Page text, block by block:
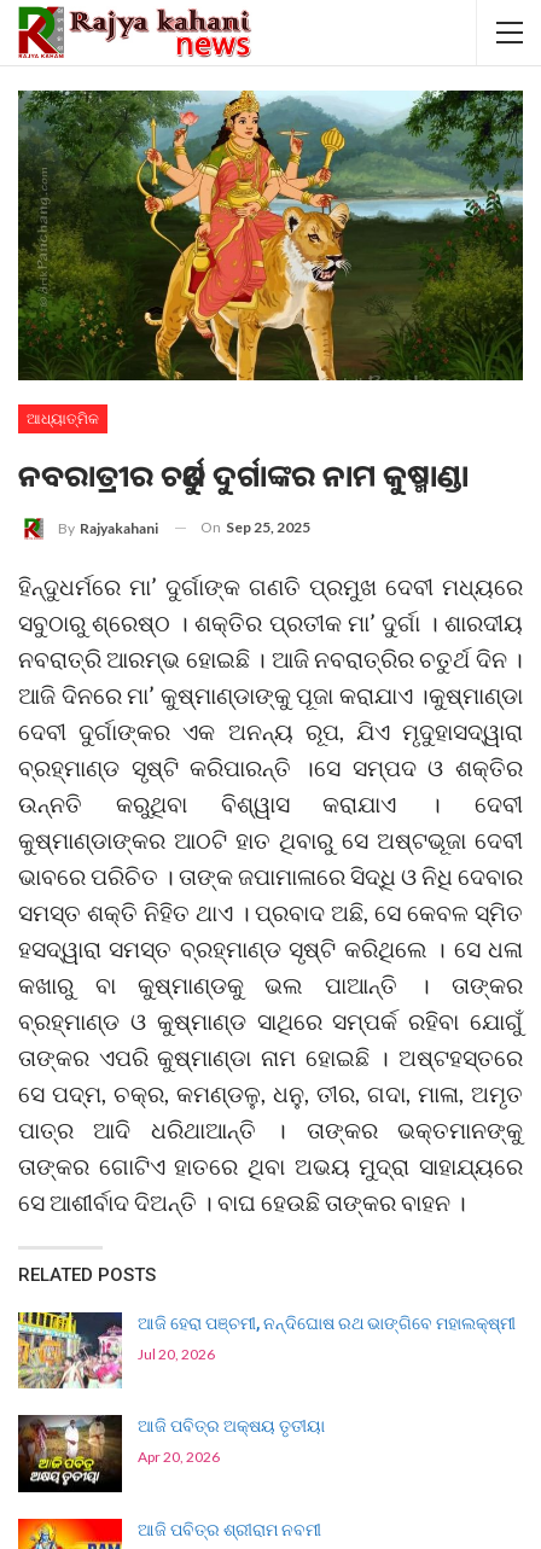
ଆଧ୍ୟାତ୍ମିକ
ନବରାତ୍ରୀର ଚତୁର୍ଥ ଦୁର୍ଗାଙ୍କର ନାମ କୁଷ୍ମାଣ୍ଡା
By Rajyakahani On Sep 25, 2025
ହିନ୍ଦୁଧର୍ମରେ ମା’ ଦୁର୍ଗାଙ୍କ ଗଣତି ପ୍ରମୁଖ ଦେବୀ ମଧ୍ୟରେ
ସବୁଠାରୁ ଶ୍ରେଷ୍ଠ । ଶକ୍ତିର ପ୍ରତୀକ ମା’ ଦୁର୍ଗା । ଶାରଦୀୟ
ନବରାତ୍ରି ଆରମ୍ଭ ହୋଇଛି । ଆଜି ନବରାତ୍ରିର ଚତୁର୍ଥ ଦିନ ।
ଆଜି ଦିନରେ ମା’ କୁଷ୍ମାଣ୍ଡାଙ୍କୁ ପୂଜା କରାଯାଏ ।କୁଷ୍ମାଣ୍ଡା‌
ଦେବୀ ଦୁର୍ଗାଙ୍କର ଏକ ଅନନ୍ୟ ରୂପ, ଯିଏ ମୃଦୁହାସଦ୍ୱାରା
ବ୍ରହ୍ମାଣ୍ଡ ସୃଷ୍ଟି କରିପାରନ୍ତି ।ସେ ସମ୍ପଦ ଓ ଶକ୍ତିର
ଉନ୍ନତି କରୁଥିବା ବିଶ୍ୱାସ କରାଯାଏ । ଦେବୀ
କୁଷ୍ମାଣ୍ଡା‌ଙ୍କର ଆଠଟି ହାତ ଥିବାରୁ ସେ ଅଷ୍ଟଭୂଜା ଦେବୀ
ଭାବରେ ପରିଚିତ । ତାଙ୍କ ଜପାମାଳାରେ ସିଦ୍ଧି ଓ ନିଧି ଦେବାର
ସମସ୍ତ ଶକ୍ତି ନିହିତ ଥାଏ । ପ୍ରବାଦ ଅଛି, ସେ କେବଳ ସ୍ମିତ
ହସଦ୍ୱାରା ସମସ୍ତ ବ୍ରହ୍ମାଣ୍ଡ ସୃଷ୍ଟି କରିଥିଲେ । ସେ ଧଳା
କ‌ଖାରୁ ବା କୁଷ୍ମାଣ୍ଡକୁ ଭଲ ପାଆନ୍ତି । ତାଙ୍କର
ବ୍ରହ୍ମାଣ୍ଡ ଓ କୁଷ୍ମାଣ୍ଡ ସାଥିରେ ସମ୍ପର୍କ ରହିବା ଯୋଗୁଁ
ତାଙ୍କର ଏପରି କୁଷ୍ମାଣ୍ଡା ନାମ ହୋଇଛି । ଅଷ୍ଟହସ୍ତରେ
ସେ ପଦ୍ମ, ଚକ୍ର, କମଣ୍ଡଳୁ, ଧନୁ, ତୀର, ଗଦା, ମାଳା, ଅମୃତ
ପାତ୍ର ଆଦି ଧରିଥାଆନ୍ତି । ତାଙ୍କର ଭକ୍ତମାନଙ୍କୁ
ତାଙ୍କର ଗୋଟିଏ ହାତରେ ଥିବା ଅଭୟ ମୁଦ୍ରା ସାହାଯ୍ୟରେ
ସେ ଆଶୀର୍ବାଦ ଦିଅନ୍ତି । ବାଘ ହେଉଛି ତାଙ୍କର ବାହନ ।
RELATED POSTS
ଆଜି ହେରା ପଞ୍ଚମୀ, ନନ୍ଦିଘୋଷ ରଥ ଭାଙ୍ଗିବେ ମହାଲକ୍ଷ୍ମୀ
Jul 20, 2026
ଆଜି ପବିତ୍ର ଅକ୍ଷୟ ତୃତୀୟା
Apr 20, 2026
ଆଜି ପବିତ୍ର ଶ୍ରୀରାମ ନବମୀ